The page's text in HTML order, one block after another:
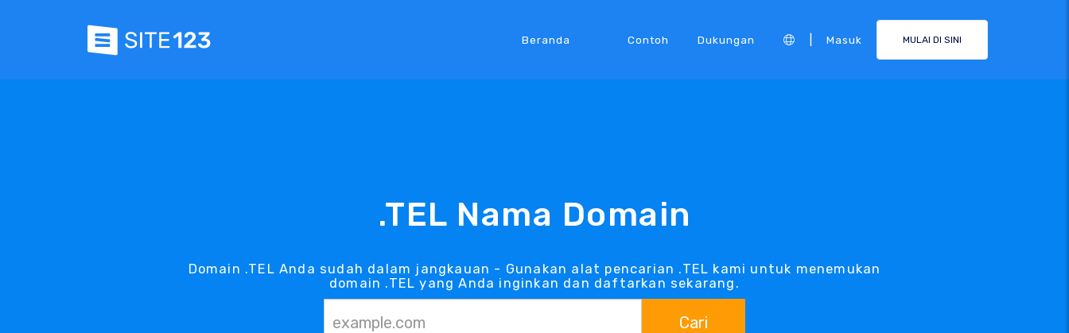
Beranda Contoh Dukungan Masuk MULAI DI SINI
.TEL Nama Domain
Domain .TEL Anda sudah dalam jangkauan - Gunakan alat pencarian .TEL kami untuk menemukan
domain .TEL yang Anda inginkan dan daftarkan sekarang.
Cari